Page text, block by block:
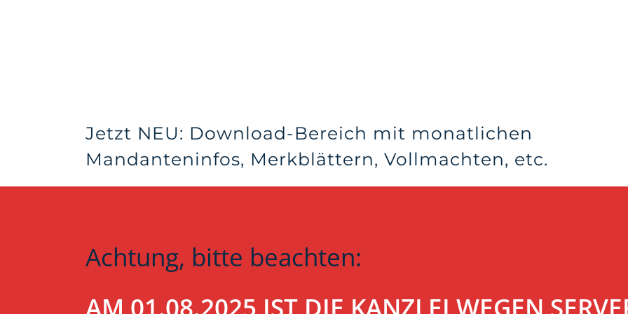
Jetzt NEU: Download-Bereich mit monatlichen
Mandanteninfos, Merkblättern, Vollmachten, etc.
Achtung, bitte beachten:
AM 01.08.2025 IST DIE KANZLEI WEGEN